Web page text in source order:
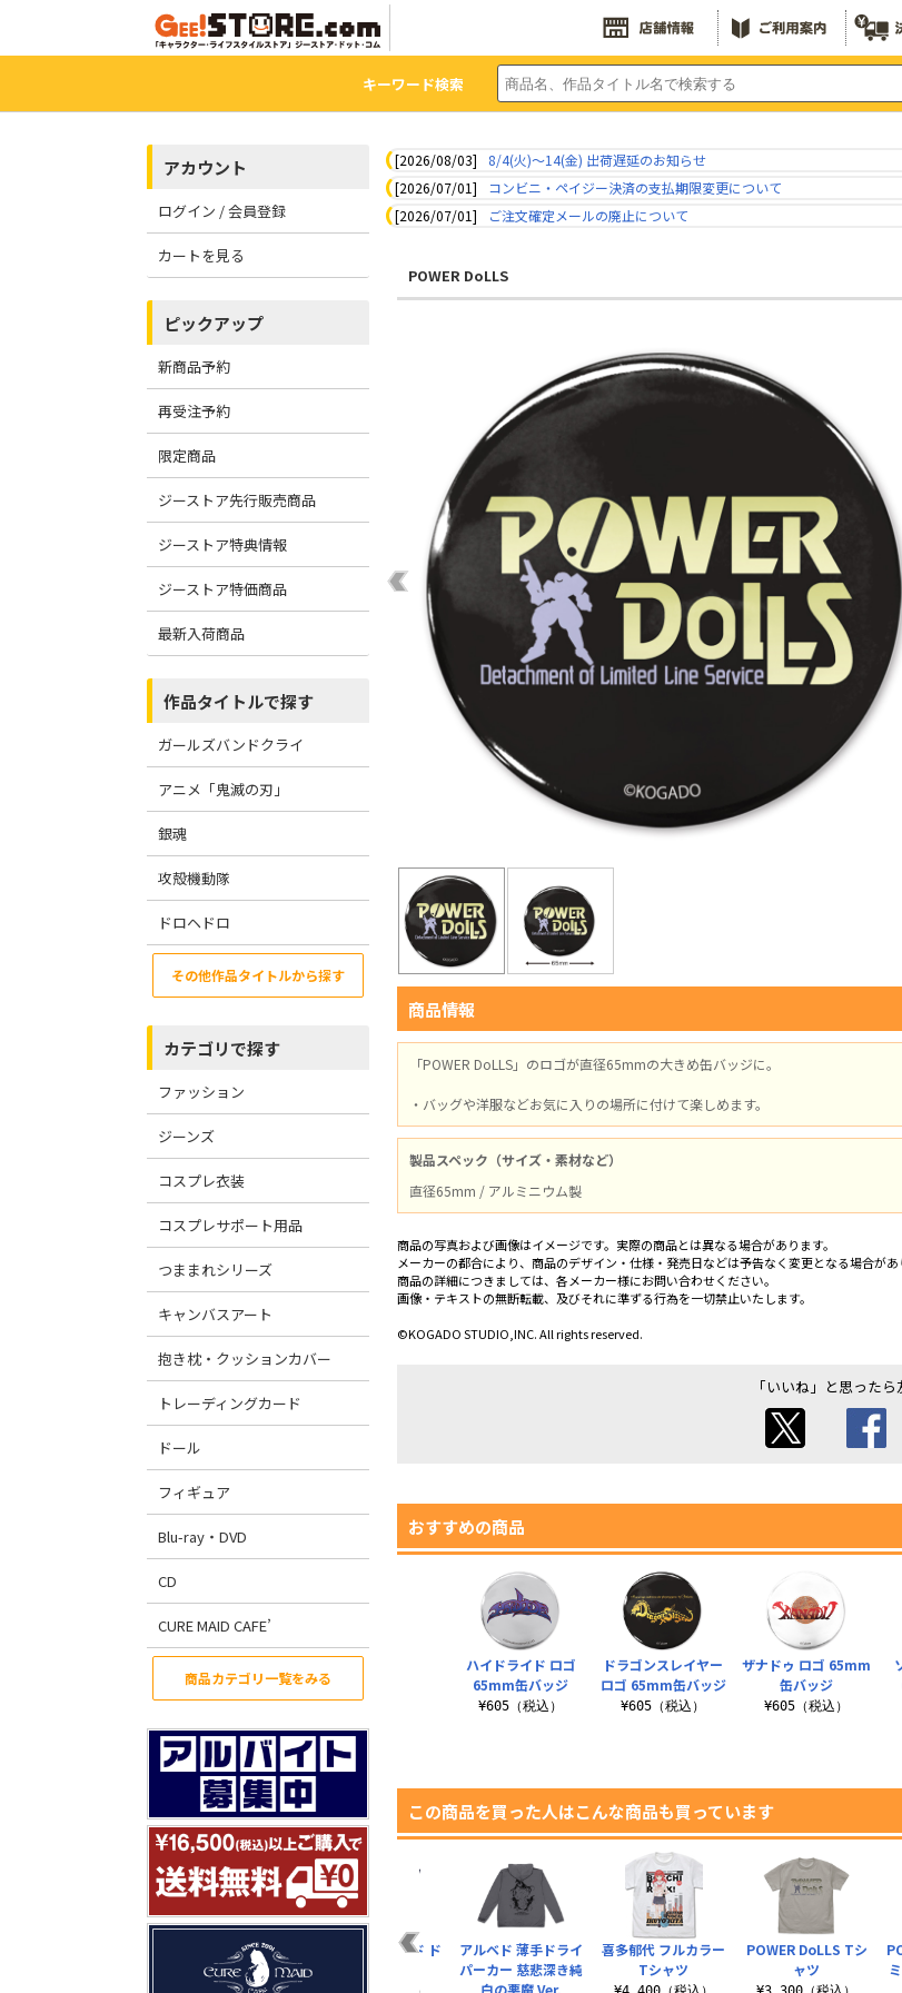
キーワード検索
アカウント
ログイン / 会員登録
カートを見る
ピックアップ
新商品予約
再受注予約
限定商品
ジーストア先行販売商品
ジーストア特典情報
ジーストア特価商品
最新入荷商品
作品タイトルで探す
ガールズバンドクライ
アニメ「鬼滅の刃」
銀魂
攻殻機動隊
ドロヘドロ
その他作品タイトルから探す
カテゴリで探す
ファッション
ジーンズ
コスプレ衣装
コスプレサポート用品
つままれシリーズ
キャンバスアート
抱き枕・クッションカバー
トレーディングカード
ドール
フィギュア
Blu-ray・DVD
CD
CURE MAID CAFE’
商品カテゴリ一覧をみる
[2026/08/03]
8/4(火)～14(金) 出荷遅延のお知らせ
[2026/07/01]
コンビニ・ペイジー決済の支払期限変更について
[2026/07/01]
ご注文確定メールの廃止について
POWER DoLLS
商品情報
「POWER DoLLS」のロゴが直径65mmの大きめ缶バッジに。
・バッグや洋服などお気に入りの場所に付けて楽しめます。
製品スペック（サイズ・素材など）
直径65mm / アルミニウム製
商品の写真および画像はイメージです。実際の商品とは異なる場合があります。
メーカーの都合により、商品のデザイン・仕様・発売日などは予告なく変更となる場合があ
商品の詳細につきましては、各メーカー様にお問い合わせください。
画像・テキストの無断転載、及びそれに準ずる行為を一切禁止いたします。
©KOGADO STUDIO,INC. All rights reserved.
「いいね」と思ったら
おすすめの商品
ザナドゥ ロゴ 65mm
缶バッジ
¥605（税込）
ハイドライド ロゴ
65mm缶バッジ
¥605（税込）
ドラゴンスレイヤー
ロゴ 65mm缶バッジ
¥605（税込）
この商品を買った人はこんな商品も買っています
POWER DoLLS Tシ
ャツ
リコリス ファースト
ドライTシャツ
リコリス セカンド ド
アルベド 薄手ドライ
パーカー 慈悲深き純
喜多郁代 フルカラー
Tシャツ